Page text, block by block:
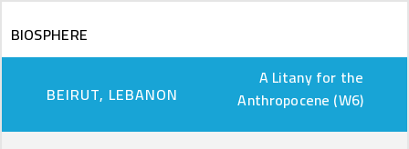
Skip to main content
BIOSPHERE
BEIRUT, LEBANON
A Litany for the
Anthropocene (W6)